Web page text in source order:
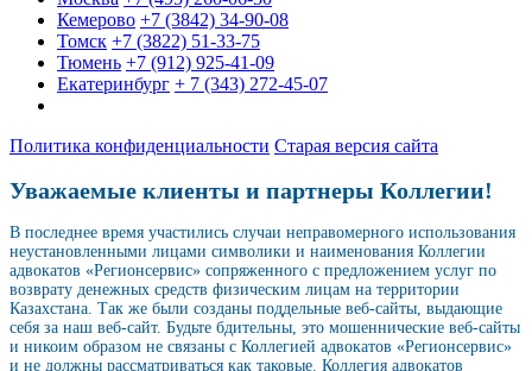
Кемерово +7 (3842) 34-90-08
Томск +7 (3822) 51-33-75
Тюмень +7 (912) 925-41-09
Екатеринбург + 7 (343) 272-45-07
Политика конфиденциальности Старая версия сайта
Уважаемые клиенты и партнеры Коллегии!
В последнее время участились случаи неправомерного использования
неустановленными лицами символики и наименования Коллегии
адвокатов «Регионсервис» сопряженного с предложением услуг по
возврату денежных средств физическим лицам на территории
Казахстана. Так же были созданы поддельные веб-сайты, выдающие
себя за наш веб-сайт. Будьте бдительны, это мошеннические веб-сайты
и никоим образом не связаны с Коллегией адвокатов «Регионсервис»
и не должны рассматриваться как таковые. Коллегия адвокатов